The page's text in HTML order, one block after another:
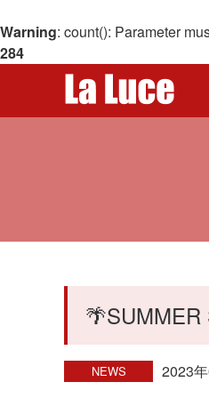
Warning: count(): Parameter
284
🌴SUMMER
NEWS 2023